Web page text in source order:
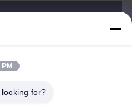
for?